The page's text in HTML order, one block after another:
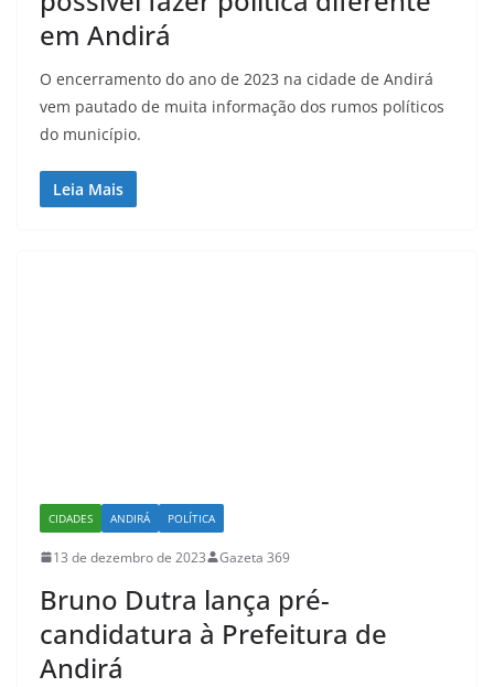
em Andirá
O encerramento do ano de 2023 na cidade de Andirá
vem pautado de muita informação dos rumos políticos
do município.
Leia Mais
CIDADES ANDIRÁ POLÍTICA
13 de dezembro de 2023 Gazeta 369
Bruno Dutra lança pré-
candidatura à Prefeitura de
Andirá